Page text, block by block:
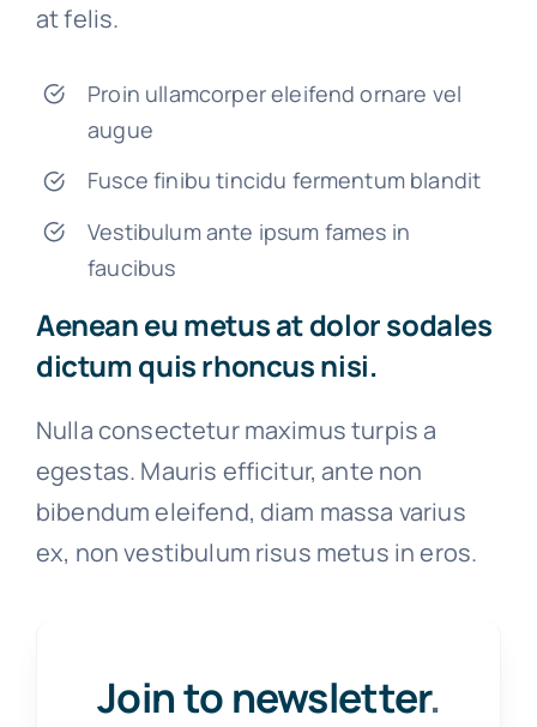
at felis.
Proin ullamcorper eleifend ornare vel
augue
Fusce finibu tincidu fermentum blandit
Vestibulum ante ipsum fames in
faucibus
Aenean eu metus at dolor sodales
dictum quis rhoncus nisi.
Nulla consectetur maximus turpis a
egestas. Mauris efficitur, ante non
bibendum eleifend, diam massa varius
ex, non vestibulum risus metus in eros.
Join to newsletter.